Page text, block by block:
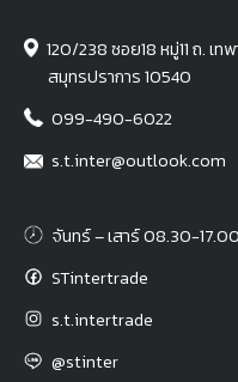
120/238 ซอย18 หมู่11 ถ. เ
สมุทรปราการ 10540
099-490-6022
s.t.inter@outlook.com
จันทร์ – เสาร์ 08.30-17.00
STintertrade
s.t.intertrade
@stinter